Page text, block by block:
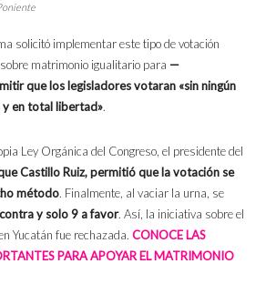
solicitó implementar este tipo de votación
matrimonio igualitario para —
que los legisladores votaran «sin ningún
en total libertad».
Ley Orgánica del Congreso, el presidente del
Castillo Ruiz, permitió que la votación se
método. Finalmente, al vaciar la urna, se
y solo 9 a favor. Así, la iniciativa sobre el
Yucatán fue rechazada. CONOCE LAS
PARA APOYAR EL MATRIMONIO